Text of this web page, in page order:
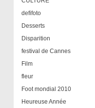
defifoto
Desserts
Disparition
festival de Cannes
Film
fleur
Foot mondial 2010
Heureuse Année